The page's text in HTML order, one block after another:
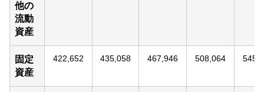
他の
流動
資産
固定
資産
422,652 435,058 467,946 508,064